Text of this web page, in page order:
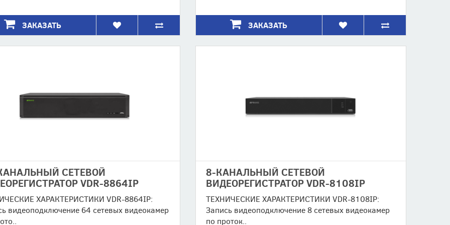
ЗАКАЗАТЬ ЗАКАЗАТЬ
СЕТЕВОЙ
VDR-8864IP
ХАРАКТЕРИСТИКИ VDR-8864IP:
видеоподключение 64 сетевых видеокамер
8-КАНАЛЬНЫЙ СЕТЕВОЙ
ВИДЕОРЕГИСТРАТОР VDR-8108IP
ТЕХНИЧЕСКИЕ ХАРАКТЕРИСТИКИ VDR-8108IP:
Запись видеоподключение 8 сетевых видеокамер
по проток..